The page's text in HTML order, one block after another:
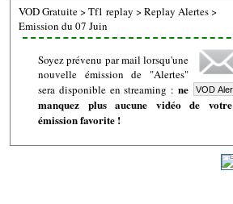
VOD Gratuite>Tf1 replay >Replay Alertes>
Emission du 07 Juin
Soyez prévenu par mail lorsqu'une
nouvelle émission de "Alertes"
sera disponible en streaming : ne
manquez plus aucune vidéo de votre
émission favorite !